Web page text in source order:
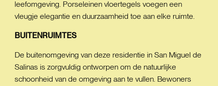
leefomgeving. Porseleinen vloertegels voegen een
vleugje elegantie en duurzaamheid toe aan elke ruimte.
BUITENRUIMTES
De buitenomgeving van deze residentie in San Miguel de
Salinas is zorgvuldig ontworpen om de natuurlijke
schoonheid van de omgeving aan te vullen. Bewoners